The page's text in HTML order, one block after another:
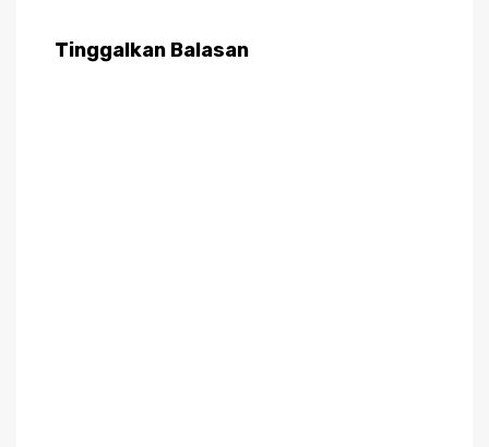
Tinggalkan Balasan